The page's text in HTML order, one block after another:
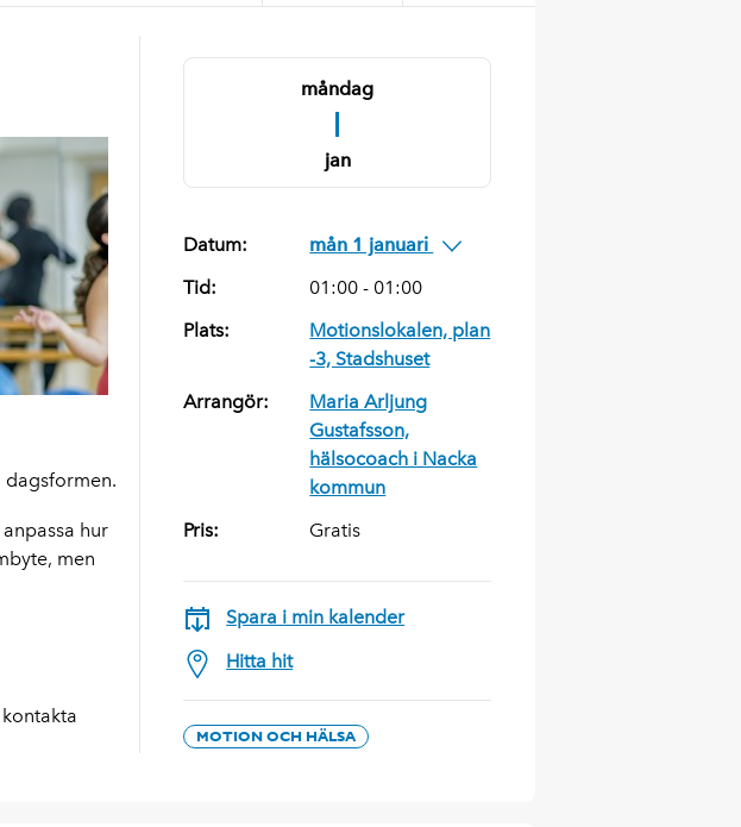
måndag
1
jan
Datum:
mån 1 januari
Tid:
01:00 - 01:00
Plats:
Motionslokalen, plan
-3, Stadshuset
Arrangör:
Maria Arljung
Gustafsson,
hälsocoach i Nacka
kommun
Pris:
Gratis
Spara i min kalender
Hitta hit
MOTION OCH HÄLSA
dagsformen.
hur
men